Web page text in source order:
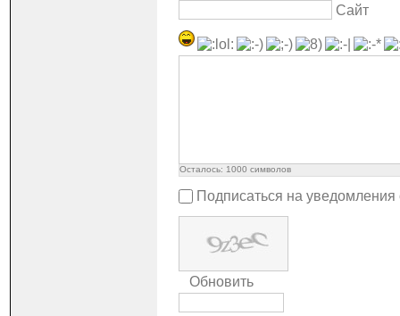
Сайт
Осталось: 1000 символов
Подписаться на
Обновить